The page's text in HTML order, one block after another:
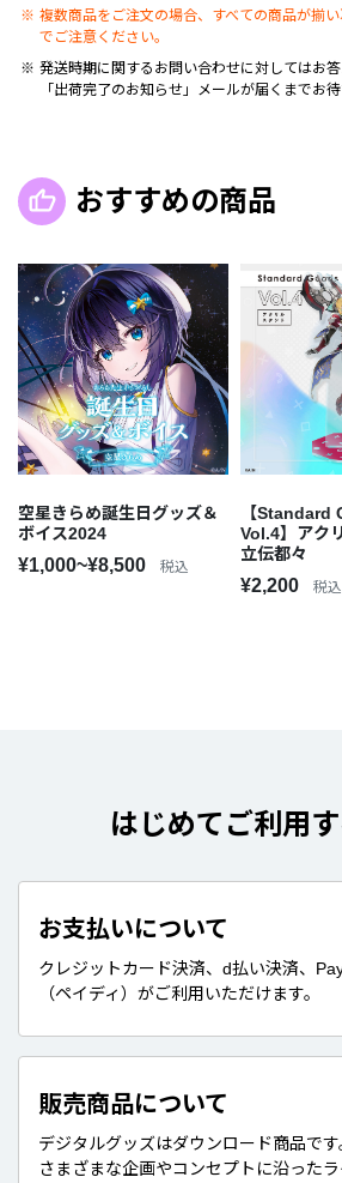
複数商品をご注文の場合、すべての商品が揃
でご注意ください。
発送時期に関するお問い合わせに対してはお答
「出荷完了のお知らせ」メールが届くまでお待
おすすめの商品
空星きらめ誕生日グッズ＆
ボイス2024
¥1,000~¥8,500 税込
【Standard
Vol.4】アク
立伝都々
¥2,200 税込
はじめてご利用
お支払いについて
クレジットカード決済、d払い決済、
（ペイディ）がご利用いただけます。
販売商品について
デジタルグッズはダウンロード商品です
さまざまな企画やコンセプトに沿った